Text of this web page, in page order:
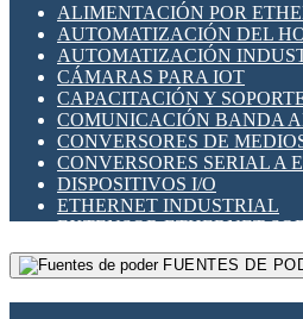
SENSORES INDUCTIVOS
TEMPORIZADORES
VARIACS
VARIADORES DE
SECCIONADORES -
MAQUINARIA
HERRAMIENTAS VARIAS
ILUMINACIÓN LED
INTERRUPTORES REED
INTERFACES DE RELÉ
OTROS RELÉS
PROTECCIÓN TÉRMICA
RELÉS AUTOMOTRICES
RELÉS DE SEÑAL
RELÉS DE ESTADO SÓLIDO
RELÉS INDUSTRIALES
RELÉS MINIATURA DE
SENSORES MAGNÉTICOS
ALIMENTACIÓN POR
AUTOMATIZACIÓN DEL
AUTOMATIZACIÓN
CÁMARAS PARA IOT
CAPACITACIÓN Y
COMUNICACIÓN BANDA
CONVERSORES DE
CONVERSORES SERIAL A
DISPOSITIVOS I/O
ETHERNET INDUSTRIAL
EXTENSOR ETHERNET
GATEWAY LORAWAN
GESTIÓN DE REDES
FUENTES DE